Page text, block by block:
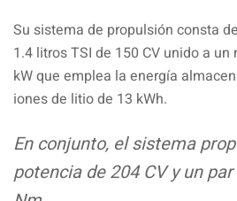
Su sistema de propulsión consta
1.4 litros TSI de 150 CV unido a
kW que emplea la energía
iones de litio de 13 kWh.
En conjunto, el sistema
potencia de 204 CV y un